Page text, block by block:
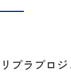
リプラプロ